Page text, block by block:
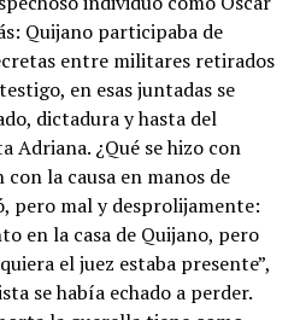
Quijano participaba de
entre militares retirados
en esas juntadas se
dictadura y hasta del
Adriana. ¿Qué se hizo con
la causa en manos de
pero mal y desprolijamente:
en la casa de Quijano, pero
el juez estaba presente”,
se había echado a perder.